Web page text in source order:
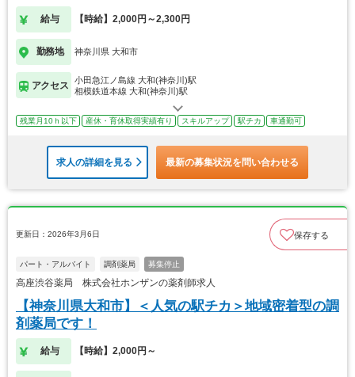
給与 【時給】2,000円～2,300円
勤務地 神奈川県 大和市
アクセス
小田急江ノ島線 大和(神奈川)駅
相模鉄道本線 大和(神奈川)駅
残業月10ｈ以下 産休・育休取得実績有り スキルアップ 駅チカ 車通勤可
求人の詳細を見る 最新の募集状況を問い合わせる
更新日：2026年3月6日 保存する
パート・アルバイト 調剤薬局 募集停止
高座渋谷薬局 株式会社ホンザンの薬剤師求人
【神奈川県大和市】＜人気の駅チカ＞地域密着型の調
剤薬局です！
給与 【時給】2,000円～